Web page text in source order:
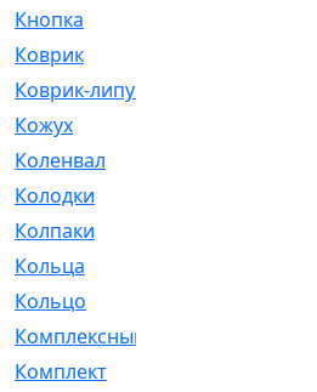
Кнопка
Коврик
Коврик-липучка
Кожух
Коленвал
Колодки
Колпаки
Кольца
Кольцо
Комплексный
Комплект